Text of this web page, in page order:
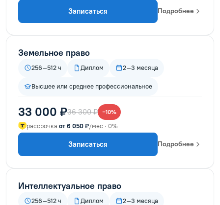
Записаться Подробнее
Земельное право
256–512 ч Диплом 2–3 месяца
Высшее или среднее профессиональное
33 000 ₽36 300 ₽ −10%
рассрочка от 6 050 ₽/мес · 0%
Записаться Подробнее
Интеллектуальное право
256–512 ч Диплом 2–3 месяца